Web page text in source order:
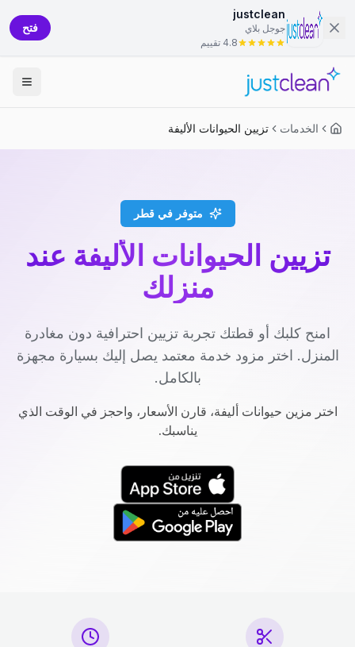
justclean
جوجل بلاي
4.8 تقييم
فتح
الخدمات تزيين الحيوانات الأليفة
متوفر في قطر
تزيين الحيوانات الأليفة عند
منزلك
امنح كلبك أو قطتك تجربة تزيين احترافية دون مغادرة
المنزل. اختر مزود خدمة معتمد يصل إليك بسيارة مجهزة
بالكامل.
اختر مزين حيوانات أليفة، قارن الأسعار، واحجز في الوقت الذي
يناسبك.